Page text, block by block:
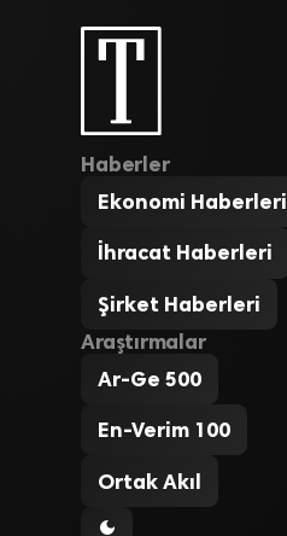
Haberler
Ekonomi Haberleri
İhracat Haberleri
Şirket Haberleri
Araştırmalar
Ar-Ge 500
En-Verim 100
Ortak Akıl